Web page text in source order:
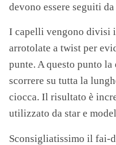
devono essere seguiti
I capelli vengono divisi
arrotolate a twist per
punte. A questo punto
scorrere su tutta la
ciocca. Il risultato è
utilizzato da star e
Sconsigliatissimo il fai-